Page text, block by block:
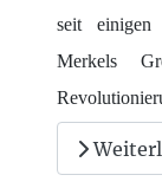
seit einigen
Merkels